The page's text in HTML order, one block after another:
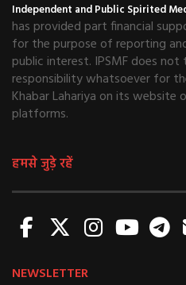
Independent and Public Spirited
has provided part financial
for the purpose of reporting
public interest. IPSMF does not
responsibility whatsoever for
Khabar Lahariya on its
platforms.
हमसे जुड़े रहें
NEWSLETTER